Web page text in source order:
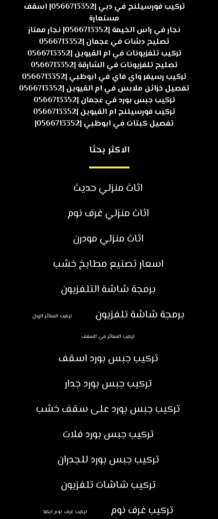
تركيب فورسيلنج في دبي |0566713352| اسقف
مستعارة
نجار في راس الخيمة |0566713352| نجار ممتاز
تصليح دشات في عجمان |0566713352
تركيب تلفزيونات في ام القيوين |0566713352
تصليح تلفزيونات في الشارقة |0566713352
تركيب رسيفر واي فاي في ابوظبي |0566713352
تفصيل خزائن ملابس في ام القيوين |0566713352
تركيب جبس بورد في عجمان |0566713352
تركيب فورسيلنج ام القيوين |0566713352
تفصيل كبتات في ابوظبي |0566713352|
الاكثر بحثا
اثاث منزلي حديث
اثاث منزلي غرف نوم
اثاث منزلي مودرن
اسعار تصنيع مطابخ خشب
برمجة شاشة التلفزيون
برمجة شاشة تلفزيون
تركيب الستائر الرول
تركيب الستائر في السقف
تركيب جبس بورد اسقف
تركيب جبس بورد جدار
تركيب جبس بورد على سقف خشب
تركيب جبس بورد فلات
تركيب جبس بورد للجدران
تركيب شاشات تلفزيون
تركيب غرف نوم
تركيب غرف نوم ايكيا